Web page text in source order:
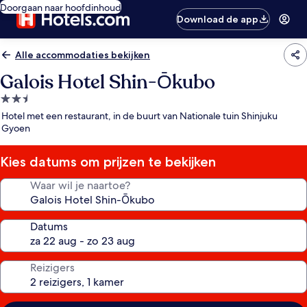
Doorgaan naar hoofdinhoud
Download de app
Alle accommodaties bekijken
Galois Hotel Shin-Ōkubo
2.5-
sterrenaccommodatie
Hotel met een restaurant, in de buurt van Nationale tuin Shinjuku
Gyoen
Kies datums om prijzen te bekijken
Waar wil je naartoe?
Datums
Reizigers